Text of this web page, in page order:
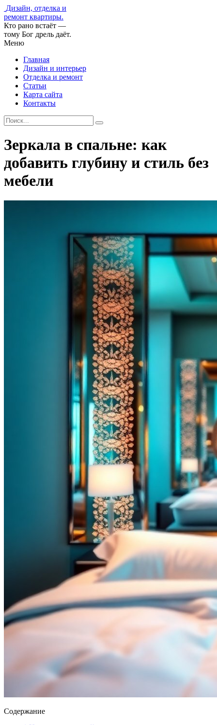
Дизайн, отделка и
ремонт квартиры.
Кто рано встаёт —
тому Бог дрель даёт.
Меню
Главная
Дизайн и интерьер
Отделка и ремонт
Статьи
Карта сайта
Контакты
Зеркала в спальне: как
добавить глубину и стиль без
мебели
Содержание